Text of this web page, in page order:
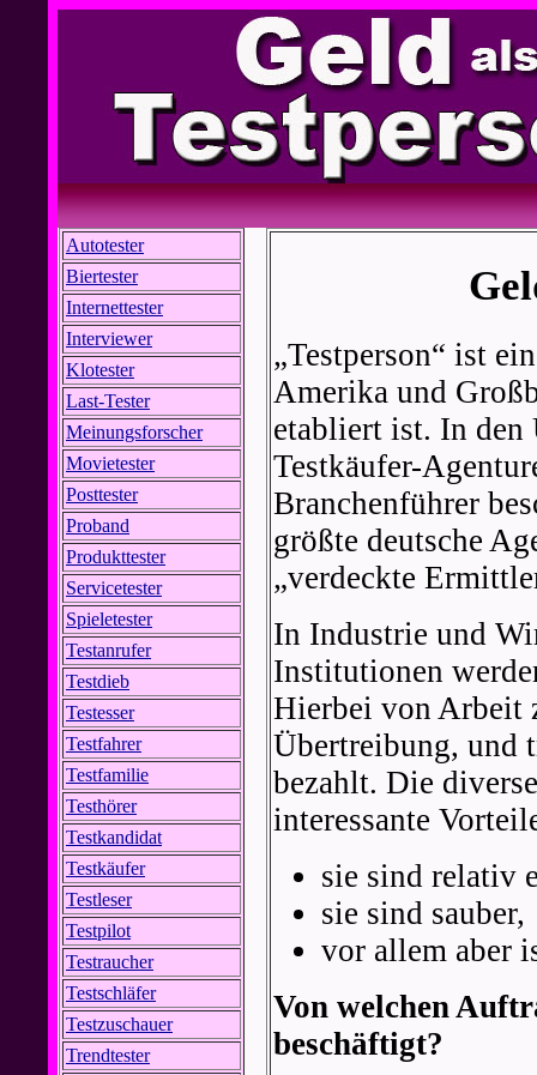
Autotester
Biertester
Internettester
Interviewer
Klotester
Last-Tester
Meinungsforscher
Movietester
Posttester
Proband
Produkttester
Servicetester
Spieletester
Testanrufer
Testdieb
Testesser
Testfahrer
Testfamilie
Testhörer
Testkandidat
Testkäufer
Testleser
Testpilot
Testraucher
Testschläfer
Testzuschauer
Trendtester
„Testperson“ ist
Amerika und
etabliert ist. In den
Testkäufer-
Branchenführer
größte deutsche
„verdeckte
In Industrie und
Institutionen
Hierbei von Arbeit
Übertreibung, und
bezahlt. Die
interessante
sie sind relativ
sie sind sauber,
vor allem aber
Von welchen
beschäftigt?